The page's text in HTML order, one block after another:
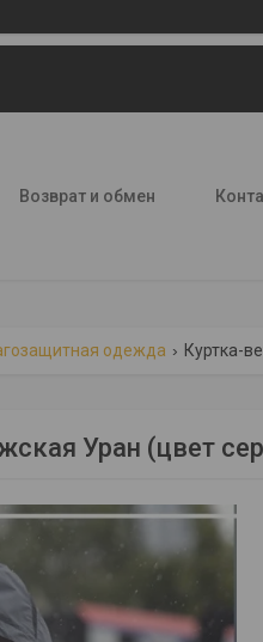
Возврат и обмен
одежда Куртка-
Уран (цвет